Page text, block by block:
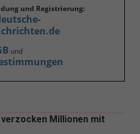
und Registrierung:
und
Millionen mit